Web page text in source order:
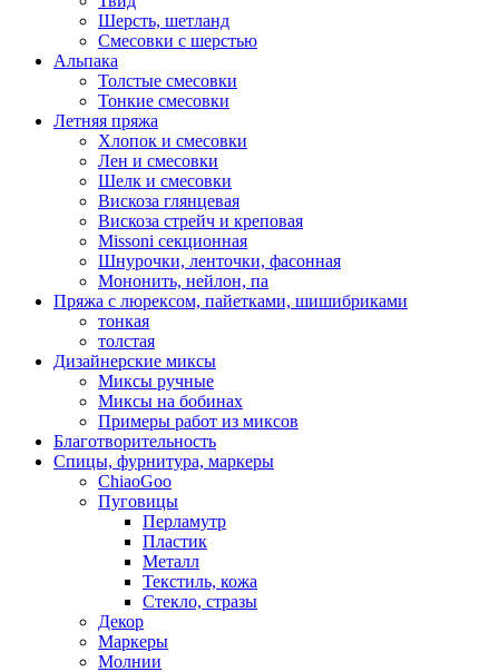
Шерсть, шетланд
Смесовки с шерстью
Альпака
Толстые смесовки
Тонкие смесовки
Летняя пряжа
Хлопок и смесовки
Лен и смесовки
Шелк и смесовки
Вискоза глянцевая
Вискоза стрейч и креповая
Missoni секционная
Шнурочки, ленточки, фасонная
Мононить, нейлон, па
Пряжа с люрексом, пайетками, шишибриками
тонкая
толстая
Дизайнерские миксы
Миксы ручные
Миксы на бобинах
Примеры работ из миксов
Благотворительность
Спицы, фурнитура, маркеры
ChiaoGoo
Пуговицы
Перламутр
Пластик
Металл
Текстиль, кожа
Стекло, стразы
Декор
Маркеры
Молнии